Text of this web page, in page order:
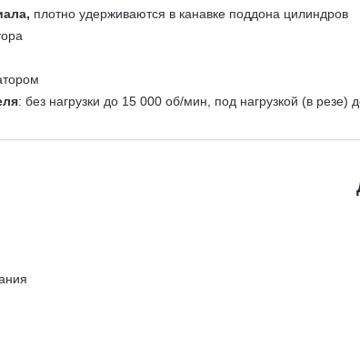
плотно удерживаются в канавке поддона цилиндров
: без нагрузки до 15 000 об/мин, под нагрузкой (в резе)